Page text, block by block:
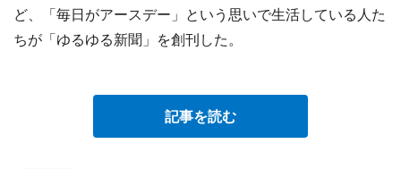
ど、「毎日がアースデー」という思いで生活している人た
ちが「ゆるゆる新聞」を創刊した。
記事を読む